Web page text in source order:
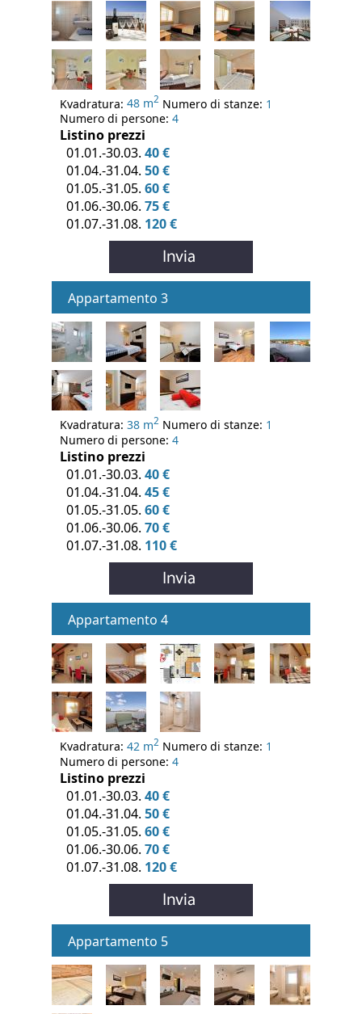
Kvadratura: 48 m2 Numero di stanze: 1
Numero di persone: 4
Listino prezzi
01.01.-30.03. 40 €
01.04.-31.04. 50 €
01.05.-31.05. 60 €
01.06.-30.06. 75 €
01.07.-31.08. 120 €
Appartamento 3
Kvadratura: 38 m2 Numero di stanze: 1
Numero di persone: 4
Listino prezzi
01.01.-30.03. 40 €
01.04.-31.04. 45 €
01.05.-31.05. 60 €
01.06.-30.06. 70 €
01.07.-31.08. 110 €
Appartamento 4
Kvadratura: 42 m2 Numero di stanze: 1
Numero di persone: 4
Listino prezzi
01.01.-30.03. 40 €
01.04.-31.04. 50 €
01.05.-31.05. 60 €
01.06.-30.06. 70 €
01.07.-31.08. 120 €
Appartamento 5